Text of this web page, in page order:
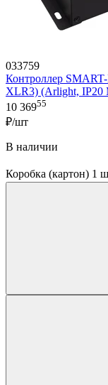
033759
Контроллер
XLR3) (Arlight, IP20
10 36955
₽/шт
В наличии
Коробка (картон) 1